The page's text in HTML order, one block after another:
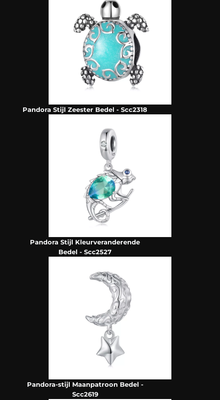
Pandora Stijl Zeester Bedel - Scc2318
Pandora Stijl Kleurveranderende
Bedel - Scc2527
Pandora-stijl Maanpatroon Bedel -
Scc2619